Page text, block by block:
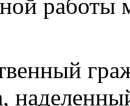
работы